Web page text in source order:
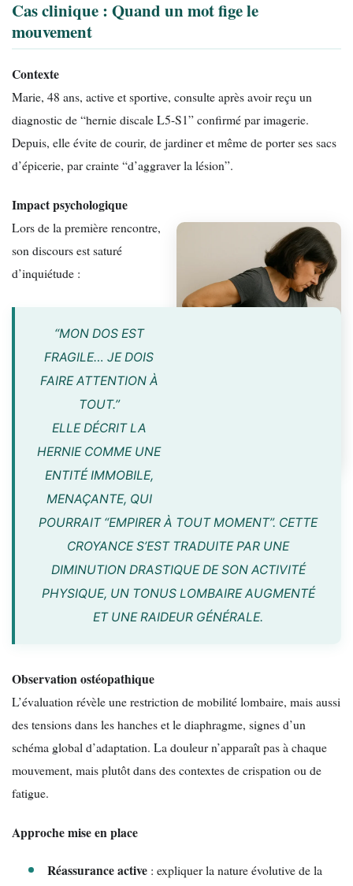
Cas clinique : Quand un mot fige le
mouvement
Contexte
Marie, 48 ans, active et sportive, consulte après avoir reçu un
diagnostic de “hernie discale L5-S1” confirmé par imagerie.
Depuis, elle évite de courir, de jardiner et même de porter ses sacs
d’épicerie, par crainte “d’aggraver la lésion”.
Impact psychologique
Lors de la première rencontre,
son discours est saturé
d’inquiétude :
“MON DOS EST
FRAGILE… JE DOIS
FAIRE ATTENTION À
TOUT.”
ELLE DÉCRIT LA
HERNIE COMME UNE
ENTITÉ IMMOBILE,
MENAÇANTE, QUI
POURRAIT “EMPIRER À TOUT MOMENT”. CETTE
CROYANCE S’EST TRADUITE PAR UNE
DIMINUTION DRASTIQUE DE SON ACTIVITÉ
PHYSIQUE, UN TONUS LOMBAIRE AUGMENTÉ
ET UNE RAIDEUR GÉNÉRALE.
Observation ostéopathique
L’évaluation révèle une restriction de mobilité lombaire, mais aussi
des tensions dans les hanches et le diaphragme, signes d’un
schéma global d’adaptation. La douleur n’apparaît pas à chaque
mouvement, mais plutôt dans des contextes de crispation ou de
fatigue.
Approche mise en place
Réassurance active : expliquer la nature évolutive de la